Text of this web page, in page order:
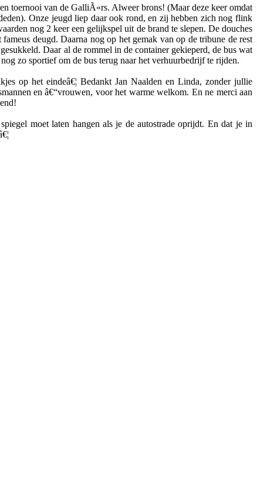
toernooi van de GalliÃ«rs. Alweer brons! (Maar deze keer omdat
Onze jeugd liep daar ook rond, en zij hebben zich nog flink
nog 2 keer een gelijkspel uit de brand te slepen. De douches
deugd. Daarna nog op het gemak van op de tribune de rest
Daar al de rommel in de container gekieperd, de bus wat
zo sportief om de bus terug naar het verhuurbedrijf te rijden.
op het eindeâ€¦ Bedankt Jan Naalden en Linda, zonder jullie
en â€“vrouwen, voor het warme welkom. En ne merci aan
moet laten hangen als je de autostrade oprijdt. En dat je in